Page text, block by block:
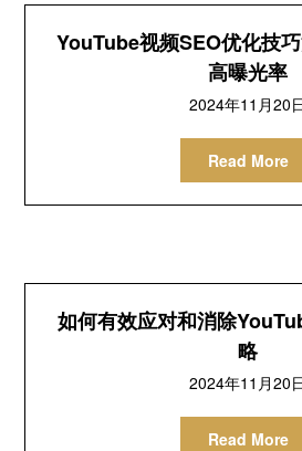
YouTube视频SEO优化技
高曝光率
2024年11月20
Read More
如何有效应对和消除
略
2024年11月20
Read More